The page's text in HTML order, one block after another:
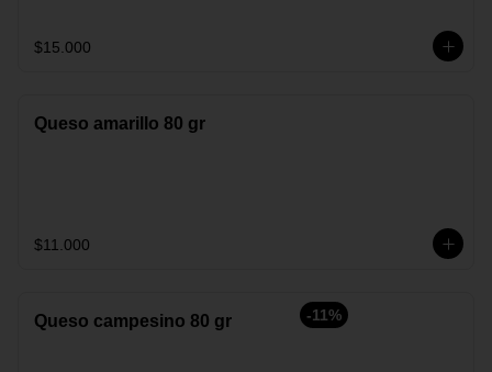
$15.000
Queso amarillo 80 gr
$11.000
-11%
Queso campesino 80 gr